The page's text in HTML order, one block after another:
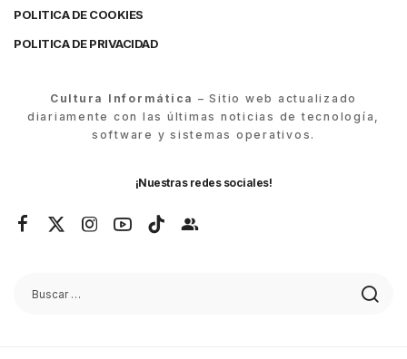
POLITICA DE COOKIES
POLITICA DE PRIVACIDAD
Cultura Informática – Sitio web actualizado
diariamente con las últimas noticias de tecnología,
software y sistemas operativos.
¡Nuestras redes sociales!